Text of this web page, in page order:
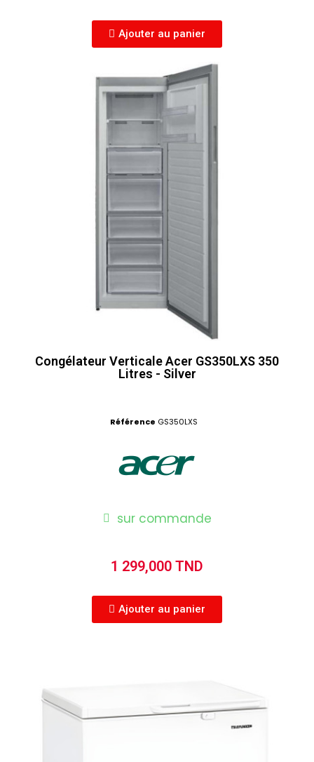
Ajouter au panier
Congélateur Verticale Acer GS350LXS 350
Litres - Silver
Référence GS350LXS
sur commande
1 299,000 TND
Ajouter au panier